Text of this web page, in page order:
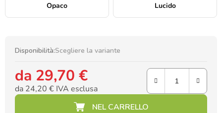
Opaco Lucido
Disponibilità:Scegliere la variante
da 29,70 €
da 24,20 € IVA esclusa
Prezzo della misura: